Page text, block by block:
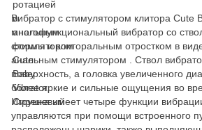
Вибратор с стимулятором клитора Cute
многофункциональный вибратор со
формы и клиторальным отростком в
анальным стимулятором . Ствол
поверхность, а головка увеличенного
более яркие и сильные ощущения во
Игрушка имеет четыре функции
управляются при помощи встроенного